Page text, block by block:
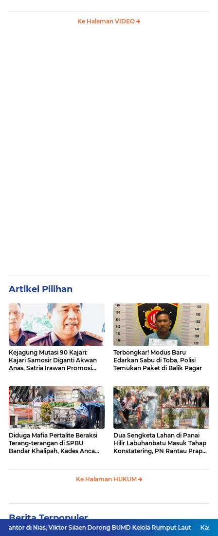
Ke Halaman VIDEO
Artikel Pilihan
Kejagung Mutasi 90 Kajari:
Kajari Samosir Diganti Akwan
Anas, Satria Irawan Promosi
Terbongkar! Modus Baru
Edarkan Sabu di Toba, Polisi
Temukan Paket di Balik Pagar
Diduga Mafia Pertalite Beraksi
Terang-terangan di SPBU
Bandar Khalipah, Kades Ancam
Dua Sengketa Lahan di Panai
Hilir Labuhanbatu Masuk Tahap
Konstatering, PN Rantau Prapat
Ke Halaman HUKUM
Berita Terpopuler
Viktor Silaen Dorong BUMD Kelola Rumput Laut Kasatresnarkoba